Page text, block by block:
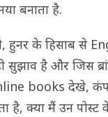
बनाता है.
हुनर के हिसाब से
सुझाव है और जिस
books देखे,
है, क्या मैं उन पोस्ट